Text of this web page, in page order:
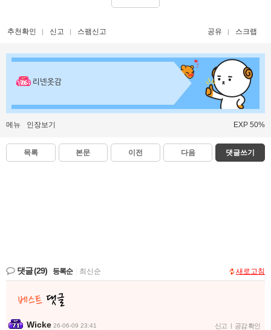
추천확인 신고 스팸신고 공유 스크랩
리넨옷감
메뉴 인장보기 EXP 50%
목록 본문 이전 다음 댓글쓰기
댓글(29) 등록순 최신순 새로고침
Wicke 26-06-09 23:41 신고 | 공감 확인